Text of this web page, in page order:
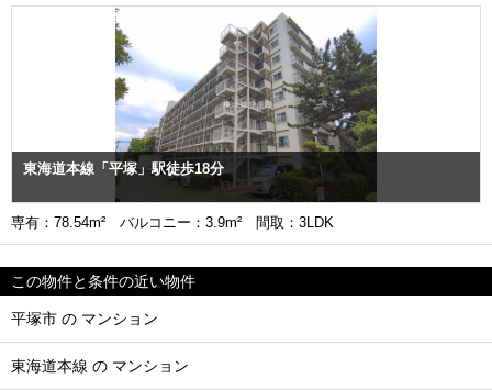
東海道本線「平塚」駅徒歩18分
専有：78.54m² バルコニー：3.9m² 間取：3LDK
この物件と条件の近い物件
平塚市 の マンション
東海道本線 の マンション